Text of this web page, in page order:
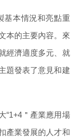
基本情況和亮點重
本的主要內容。來
經濟適度多元、就
題發表了意見和建
“1+4＂產業應用場
產業發展的人才和